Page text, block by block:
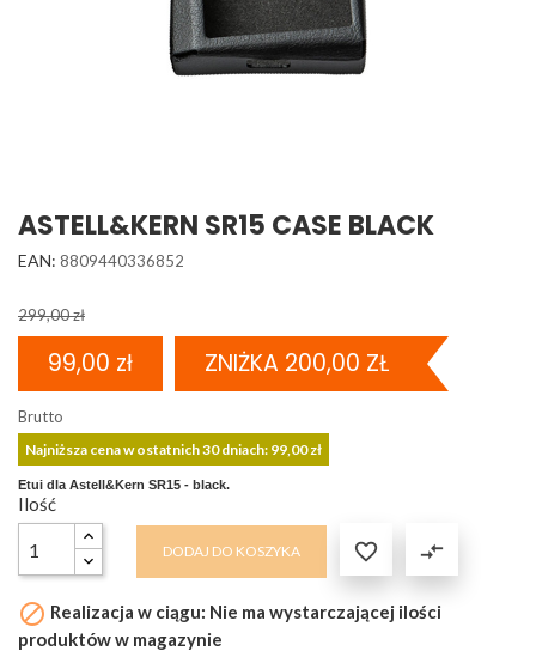
ASTELL&KERN SR15 CASE BLACK
EAN: 8809440336852
299,00 zł
99,00 zł ZNIŻKA 200,00 ZŁ
Brutto
Najniższa cena w ostatnich 30 dniach: 99,00 zł
Etui dla Astell&Kern SR15 - black.
Ilość
DODAJ DO KOSZYKA  compare_arrows
 Realizacja w ciągu: Nie ma wystarczającej ilości
produktów w magazynie